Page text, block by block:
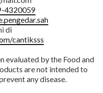
4320059
di
cantiksss
evaluated by the Food and
are not intended to
any disease.